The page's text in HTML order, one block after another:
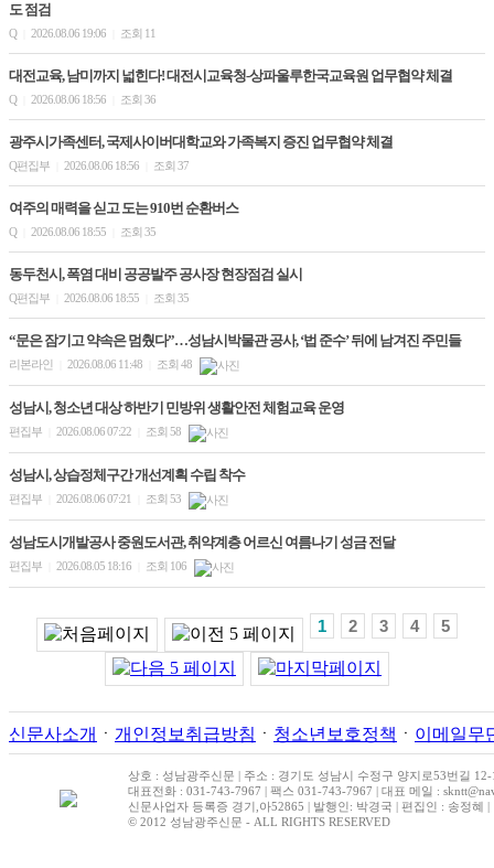
도 점검
Q 2026.08.06 19:06 조회 11
대전교육, 남미까지 넓힌다! 대전시교육청-상파울루한국교육원 업무협약 체결
Q 2026.08.06 18:56 조회 36
광주시가족센터, 국제사이버대학교와 가족복지 증진 업무협약 체결
Q편집부 2026.08.06 18:56 조회 37
여주의 매력을 싣고 도는 910번 순환버스
Q 2026.08.06 18:55 조회 35
동두천시, 폭염 대비 공공발주 공사장 현장점검 실시
Q편집부 2026.08.06 18:55 조회 35
“문은 잠기고 약속은 멈췄다”…성남시박물관 공사, ‘법 준수’ 뒤에 남겨진 주민들
리본라인 2026.08.06 11:48 조회 48
성남시, 청소년 대상 하반기 민방위 생활안전 체험교육 운영
편집부 2026.08.06 07:22 조회 58
성남시, 상습정체구간 개선계획 수립 착수
편집부 2026.08.06 07:21 조회 53
성남도시개발공사 중원도서관, 취약계층 어르신 여름나기 성금 전달
편집부 2026.08.05 18:16 조회 106
1 2 3 4 5
신문사소개 ㆍ 개인정보취급방침 ㆍ 청소년보호정책 ㆍ 이메일무
상호 : 성남광주신문 | 주소 : 경기도 성남시 수정구 양지로53번길
대표전화 : 031-743-7967 | 팩스 031-743-7967 | 대표 메일 :
신문사업자 등록증 경기,아52865 | 발행인: 박경국 | 편집인 : 송정혜
© 2012 성남광주신문 - ALL RIGHTS RESERVED